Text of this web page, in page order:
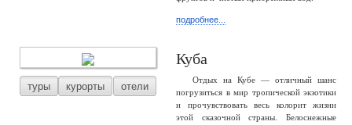
подробнее...
туры курорты отели
Куба
Отдых на Кубе — отличный шанс
погрузиться в мир тропической экзотики
и прочувствовать весь колорит жизни
этой сказочной страны. Белоснежные